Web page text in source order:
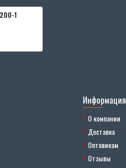
1
Информация
О компании
Доставка
Оптовикам
Отзывы